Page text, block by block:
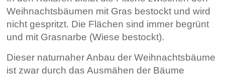
Weihnachtsbäumen mit Gras bestockt und wird
nicht gespritzt. Die Flächen sind immer begrünt
und mit Grasnarbe (Wiese bestockt).
Dieser naturnaher Anbau der Weihnachtsbäume
ist zwar durch das Ausmähen der Bäume